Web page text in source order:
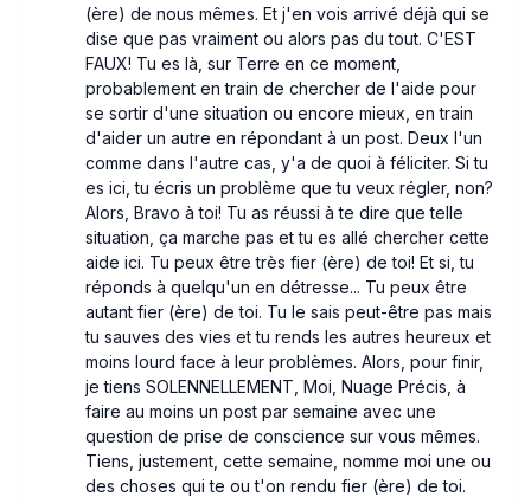
(ère) de nous mêmes. Et j'en vois arrivé déjà qui se
dise que pas vraiment ou alors pas du tout. C'EST
FAUX! Tu es là, sur Terre en ce moment,
probablement en train de chercher de l'aide pour
se sortir d'une situation ou encore mieux, en train
d'aider un autre en répondant à un post. Deux l'un
comme dans l'autre cas, y'a de quoi à féliciter. Si tu
es ici, tu écris un problème que tu veux régler, non?
Alors, Bravo à toi! Tu as réussi à te dire que telle
situation, ça marche pas et tu es allé chercher cette
aide ici. Tu peux être très fier (ère) de toi! Et si, tu
réponds à quelqu'un en détresse... Tu peux être
autant fier (ère) de toi. Tu le sais peut-être pas mais
tu sauves des vies et tu rends les autres heureux et
moins lourd face à leur problèmes. Alors, pour finir,
je tiens SOLENNELLEMENT, Moi, Nuage Précis, à
faire au moins un post par semaine avec une
question de prise de conscience sur vous mêmes.
Tiens, justement, cette semaine, nomme moi une ou
des choses qui te ou t'on rendu fier (ère) de toi.